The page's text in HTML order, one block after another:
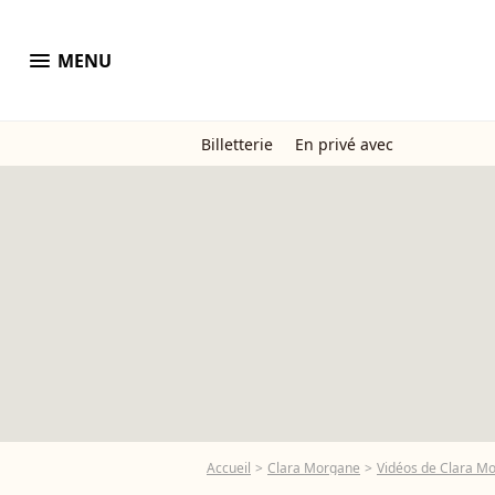
menu MENU
Billetterie En privé avec
Accueil Clara Morgane Vidéos de Clara